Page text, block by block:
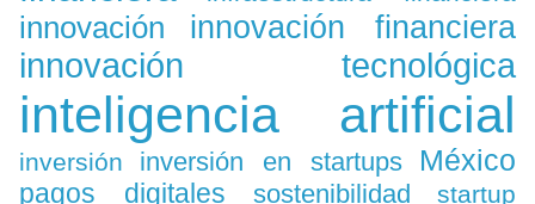
innovación innovación financiera
innovación tecnológica
inteligencia artificial
inversión inversión en startups México
pagos digitales sostenibilidad
startup